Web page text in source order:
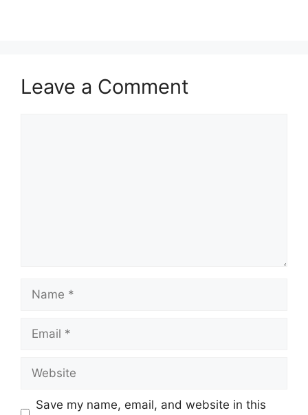
Leave a Comment
Save my name, email, and website in this